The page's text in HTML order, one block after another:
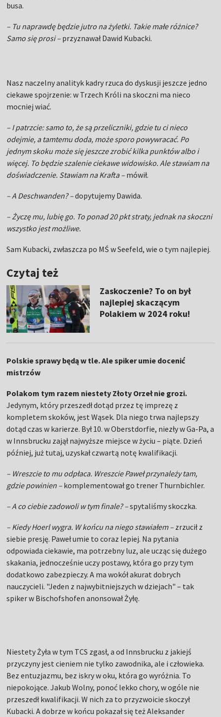
busa.
– Tu naprawdę będzie jutro na żyletki. Takie małe różnice?
Samo się prosi – przyznawał Dawid Kubacki.
Nasz naczelny analityk kadry rzuca do dyskusji jeszcze jedno
ciekawe spojrzenie: w Trzech Króli na skoczni ma nieco
mocniej wiać.
– I patrzcie: samo to, że są przeliczniki, gdzie tu ci nieco
odejmie, a tamtemu doda, może sporo powywracać. Po
jednym skoku może się jeszcze zrobić kilka punktów albo i
więcej. To będzie szalenie ciekawe widowisko. Ale stawiam na
doświadczenie. Stawiam na Krafta – mówił.
– A Deschwanden? –dopytujemy Dawida.
– Życzę mu, lubię go. To ponad 20 pkt straty, jednak na skoczni
wszystko jest możliwe.
Sam Kubacki, zwłaszcza po MŚ w Seefeld, wie o tym najlepiej.
Czytaj też
Zaskoczenie? To on był
najlepiej skaczącym
Polakiem w 2024 roku!
Polskie sprawy będą w tle. Ale spiker umie docenić
mistrzów
Polakom tym razem niestety Złoty Orzeł nie grozi.
Jedynym, który przeszedł dotąd przez tę imprezę z
kompletem skoków, jest Wąsek. Dla niego trwa najlepszy
dotąd czas w karierze. Był 10. w Oberstdorfie, niezły w Ga-Pa, a
w Innsbrucku zajął najwyższe miejsce w życiu – piąte. Dzień
później, już tutaj, uzyskał czwartą notę kwalifikacji.
– Wreszcie to mu odpłaca. Wreszcie Paweł przynależy tam,
gdzie powinien – komplementował go trener Thurnbichler.
– A co ciebie zadowoli w tym finale? –spytaliśmy skoczka.
– Kiedy Hoerl wygra. W końcu na niego stawiałem – zrzucił z
siebie presję. Paweł umie to coraz lepiej. Na pytania
odpowiada ciekawie, ma potrzebny luz, ale ucząc się dużego
skakania, jednocześnie uczy postawy, która go przy tym
dodatkowo zabezpieczy. A ma wokół akurat dobrych
nauczycieli. "Jeden z najwybitniejszych w dziejach" – tak
spiker w Bischofshofen anonsował Żyłę.
Niestety Żyła w tym TCS zgasł, a od Innsbrucku z jakiejś
przyczyny jest cieniem nie tylko zawodnika, ale i człowieka.
Bez entuzjazmu, bez iskry w oku, która go wyróżnia. To
niepokojące. Jakub Wolny, ponoć lekko chory, w ogóle nie
przeszedł kwalifikacji. W nich za to przyzwoicie skoczył
Kubacki. A dobrze w końcu pokazał się też Aleksander